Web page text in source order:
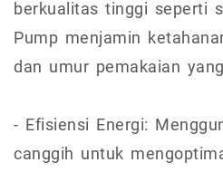
berkualitas tinggi seperti
Pump menjamin
dan umur pemakaian
- Efisiensi Energi:
canggih untuk